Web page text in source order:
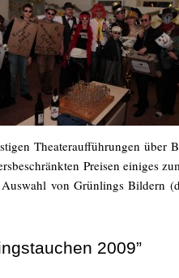
Theateraufführungen über
Preisen einiges
von Grünlings Bildern
2009”